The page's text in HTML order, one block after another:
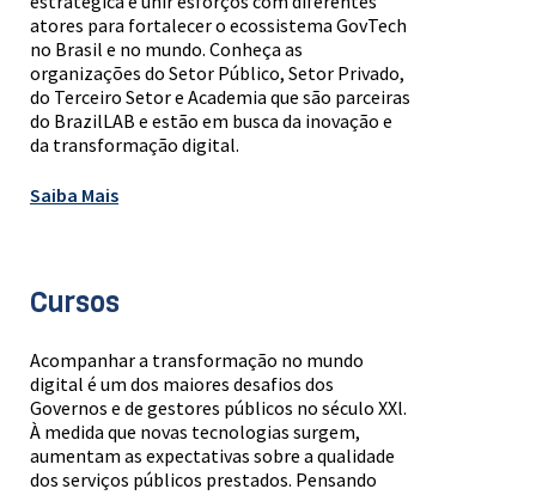
atores para fortalecer o ecossistema GovTech
no Brasil e no mundo. Conheça as
organizações do Setor Público, Setor Privado,
do Terceiro Setor e Academia que são parceiras
do BrazilLAB e estão em busca da inovação e
da transformação digital.
Saiba Mais
Cursos
Acompanhar a transformação no mundo
digital é um dos maiores desafios dos
Governos e de gestores públicos no século XXl.
À medida que novas tecnologias surgem,
aumentam as expectativas sobre a qualidade
dos serviços públicos prestados. Pensando